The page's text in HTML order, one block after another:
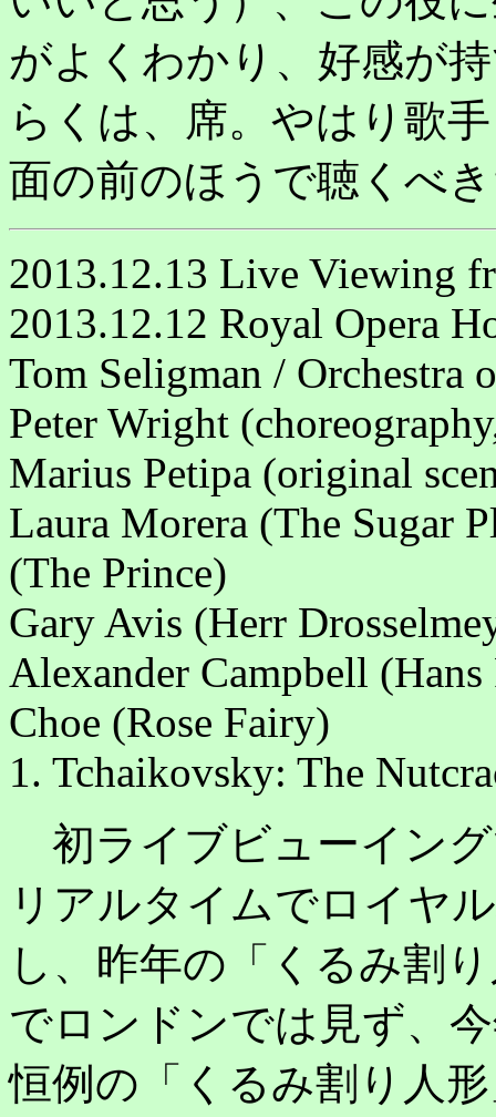
がよくわかり、好感が
らくは、席。やはり歌
面の前のほうで聴くべ
2013.12.13 Live Viewing
2013.12.12 Royal Opera
Tom Seligman / Orchestra
Peter Wright
Marius Petipa (original
Laura Morera (The Sugar
(The Prince)
Gary Avis (Herr
Alexander Campbell
Choe (Rose Fairy)
1. Tchaikovsky: The
初ライブビューイン
リアルタイムでロイヤ
し、昨年の「くるみ割
でロンドンでは見ず、
恒例の「くるみ割り人